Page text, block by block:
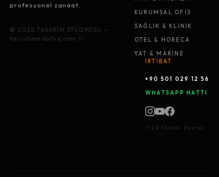
profesyonel zanaat.
© 2026 TASARIM STÜDYOSU —
tecrubemobilya.com.tr
KURUMSAL OFİS
SAĞLIK & KLİNİK
OTEL & HORECA
YAT & MARİNE
İRTİBAT
+90 501 029 12 56
WHATSAPP HATTI
7/24 Teknik Destek